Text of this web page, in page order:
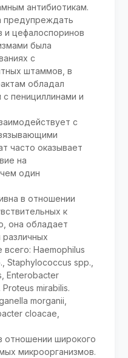
антибиотикам.
предупреждать
и цефалоспоринов
была
с
штаммов, в
обладал
пенициллинами и
с
часто оказывает
на
один
в отношении
к
она обладает
Haemophilus
Staphylococcus spp.,
Enterobacter
mirabilis.
morganii,
cloacae,
отношении широкого
микроорганизмов.